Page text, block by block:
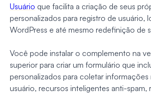
Usuário que facilita a criação de seus
personalizados para registro de usuário,
WordPress e até mesmo redefinição de
Você pode instalar o complemento na
superior para criar um formulário que
personalizados para coletar informações
usuário, recursos inteligentes anti-spam,